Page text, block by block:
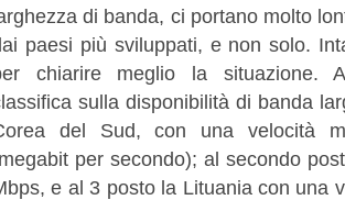
di banda, ci portano molto
paesi più sviluppati, e non solo.
chiarire meglio la situazione.
sulla disponibilità di banda
del Sud, con una velocità
per secondo); al secondo
e al 3 posto la Lituania con una